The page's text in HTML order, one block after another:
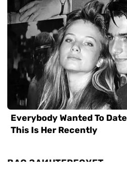
ВАС ЗАИНТЕРЕСУЕТ